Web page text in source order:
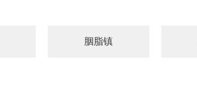
胭脂镇